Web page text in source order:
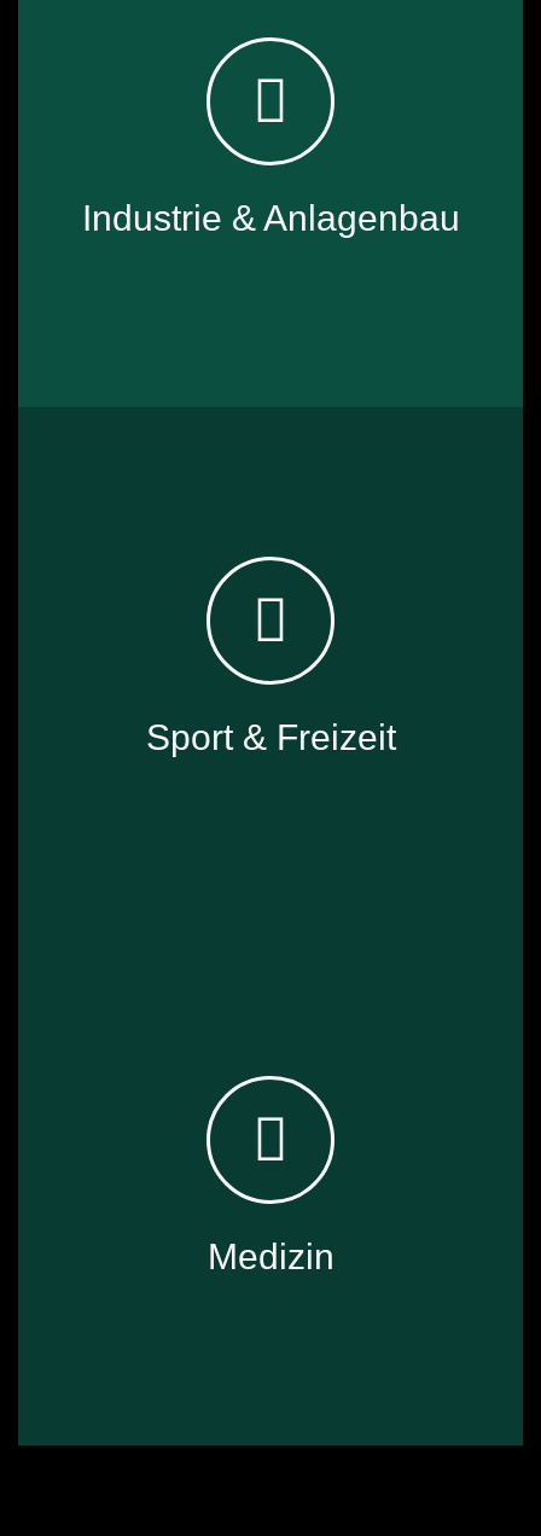
✓ Heizmatten für Infrarot­heizungen & Infrarot­
Industrie & Anlagenbau
✓ Prozesswärme in Maschinen und Vorrichtungen
✓ Heizmäntel und Behälter­beheizung temperatur­
sensibler Stoffe beim Transport und bei der Lagerung
Sport & Freizeit
✓ Heizgewebe für beheizte Bekleidung & Schlafsäcke
✓ Heizkissen für Outdoor­aktivitäten
✓ Elektrische Heizpads für Sitzkissen & Polster
Medizin